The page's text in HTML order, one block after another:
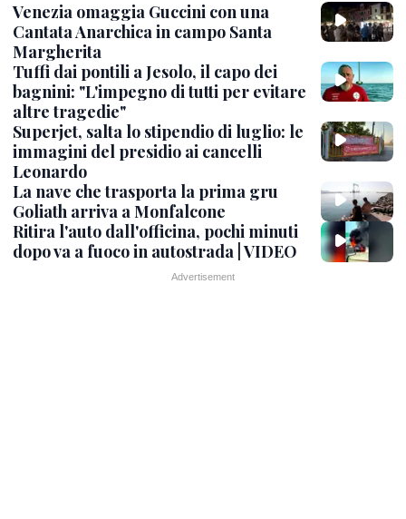
Venezia omaggia Guccini con una
Cantata Anarchica in campo Santa
Margherita
Tuffi dai pontili a Jesolo, il capo dei
bagnini: "L'impegno di tutti per evitare
altre tragedie"
Superjet, salta lo stipendio di luglio: le
immagini del presidio ai cancelli
Leonardo
La nave che trasporta la prima gru
Goliath arriva a Monfalcone
Ritira l'auto dall'officina, pochi minuti
dopo va a fuoco in autostrada | VIDEO